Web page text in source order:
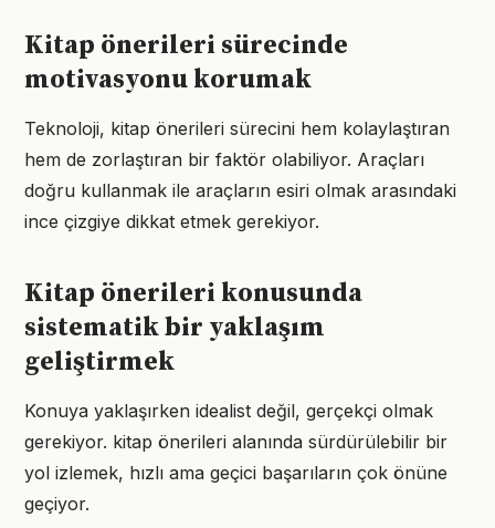
Kitap önerileri sürecinde
motivasyonu korumak
Teknoloji, kitap önerileri sürecini hem kolaylaştıran
hem de zorlaştıran bir faktör olabiliyor. Araçları
doğru kullanmak ile araçların esiri olmak arasındaki
ince çizgiye dikkat etmek gerekiyor.
Kitap önerileri konusunda
sistematik bir yaklaşım
geliştirmek
Konuya yaklaşırken idealist değil, gerçekçi olmak
gerekiyor. kitap önerileri alanında sürdürülebilir bir
yol izlemek, hızlı ama geçici başarıların çok önüne
geçiyor.